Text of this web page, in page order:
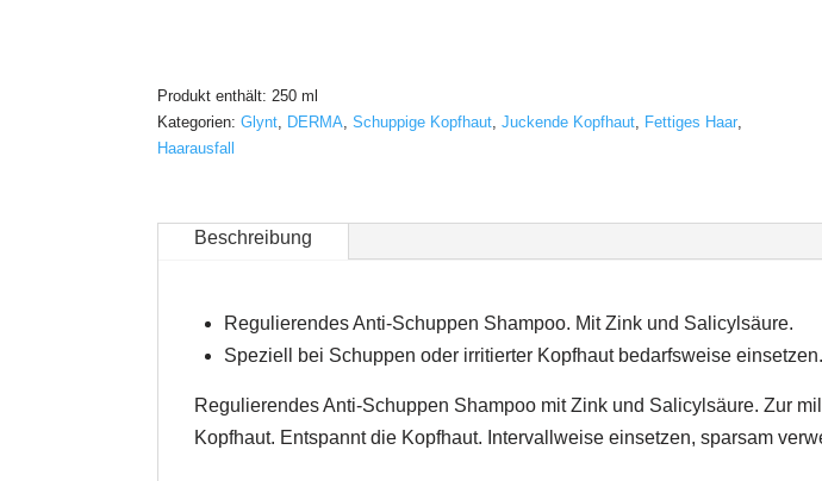
Produkt enthält: 250 ml
Kategorien: Glynt, DERMA, Schuppige Kopfhaut, Juckende Kopfhaut, Fettiges Haar,
Haarausfall
Beschreibung
Regulierendes Anti-Schuppen Shampoo. Mit Zink und Salicylsäure.
Speziell bei Schuppen oder irritierter Kopfhaut bedarfsweise einsetzen.
Regulierendes Anti-Schuppen Shampoo mit Zink und Salicylsäure. Zur
Kopfhaut. Entspannt die Kopfhaut. Intervallweise einsetzen, sparsam